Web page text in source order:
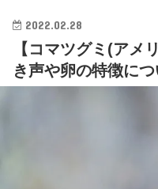
2022.02.28
【コマツグミ(アメ
き声や卵の特徴に